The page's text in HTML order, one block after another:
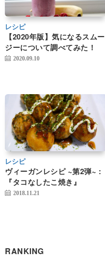
レシピ
【2020年版】気になるスムー
ジーについて調べてみた！
2020.09.10
レシピ
ヴィーガンレシピ ~第2弾~ :
『タコなしたこ焼き』
2018.11.21
RANKING